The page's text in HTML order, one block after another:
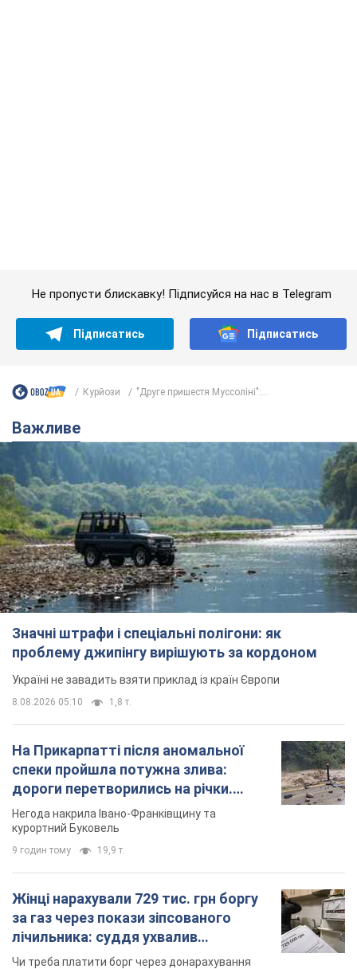
Не пропусти блискавку! Підписуйся на нас в Telegram
Підписатись Підписатись
Курйози "Друге пришестя Муссоліні":...
Важливе
Значні штрафи і спеціальні полігони: як
проблему джипінгу вирішують за кордоном
Україні не завадить взяти приклад із країн Європи
8.08.2026 05:10 1,8 т.
На Прикарпатті після аномальної
спеки пройшла потужна злива:
дороги перетворились на річки.
Відео
Негода накрила Івано-Франківщину та
курортний Буковель
9 годин тому 19,9 т.
Жінці нарахували 729 тис. грн боргу
за газ через покази зіпсованого
лічильника: суддя ухвалив
неочікуване рішення
Чи треба платити борг через донарахування